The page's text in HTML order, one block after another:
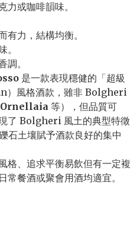
力或咖啡韻味。
有力，結構均衡。
。
調。
是一款表現穩健的「超級
）風格酒款，雖非 Bolgheri
Ornellaia 等），但品質可
了 Bolgheri 風土的典型特徵
土壤賦予酒款良好的集中
格、追求平衡易飲但有一定複
常餐酒或聚會用酒均適宜。